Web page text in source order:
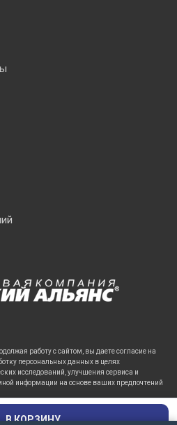
В КОРЗИНУ
работу с сайтом, вы даете согласие на
персональных данных в целях
исследований, улучшения сервиса и
информации на основе ваших предпочтений